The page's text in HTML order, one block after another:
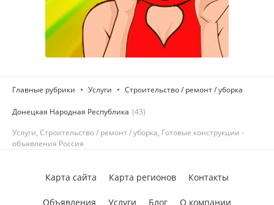
Главные рубрики Услуги Строительство / ремонт / уборка
Донецкая Народная Республика (43)
Услуги, Строительство / ремонт / уборка, Готовые конструкции -
объявления Россия
Карта сайта Карта регионов Контакты
Объявления Услуги Блог О компании